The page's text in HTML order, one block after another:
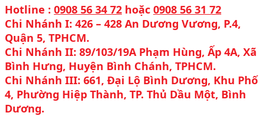
Hotline : 0908 56 34 72 hoặc 0908 56 31 72
Chi Nhánh I: 426 – 428 An Dương Vương, P.4,
Quận 5, TPHCM.
Chi Nhánh II: 89/103/19A Phạm Hùng, Ấp 4A, Xã
Bình Hưng, Huyện Bình Chánh, TPHCM.
Chi Nhánh III: 661, Đại Lộ Bình Dương, Khu Phố
4, Phường Hiệp Thành, TP. Thủ Dầu Một, Bình
Dương.